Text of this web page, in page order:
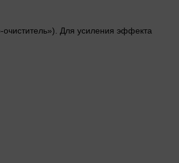
Для усиления эффекта